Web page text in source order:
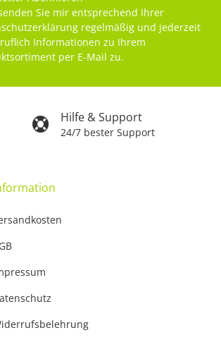
Hilfe & Support
24/7 bester Support
Sie mir entsprechend Ihrer
regelmäßig und jederzeit
Informationen zu Ihrem
per E-Mail zu.